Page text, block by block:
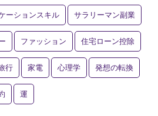
ーションスキル サラリーマン副業
ファッション 住宅ローン控除
行 家電 心理学 発想の転換
運